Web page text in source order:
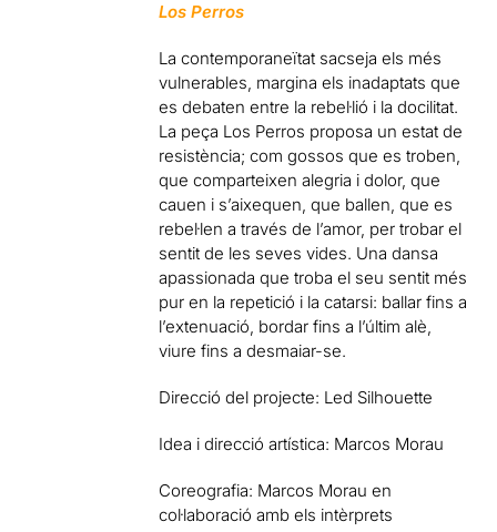
Los Perros
La contemporaneïtat sacseja els més
vulnerables, margina els inadaptats que
es debaten entre la rebel·lió i la docilitat.
La peça Los Perros proposa un estat de
resistència; com gossos que es troben,
que comparteixen alegria i dolor, que
cauen i s’aixequen, que ballen, que es
rebel·len a través de l’amor, per trobar el
sentit de les seves vides. Una dansa
apassionada que troba el seu sentit més
pur en la repetició i la catarsi: ballar fins a
l’extenuació, bordar fins a l’últim alè,
viure fins a desmaiar-se.
Direcció del projecte: Led Silhouette
Idea i direcció artística: Marcos Morau
Coreografia: Marcos Morau en
col·laboració amb els intèrprets